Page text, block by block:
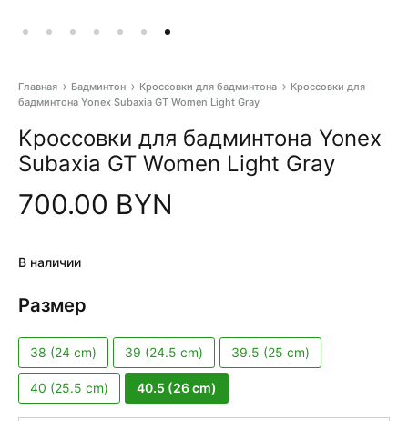
Главная Бадминтон Кроссовки для бадминтона
Кроссовки для
бадминтона Yonex Subaxia GT Women Light Gray
Кроссовки для бадминтона Yonex
Subaxia GT Women Light Gray
700.00 BYN
В наличии
Размер
38 (24 cm) 39 (24.5 cm) 39.5 (25 cm)
40 (25.5 cm) 40.5 (26 cm)